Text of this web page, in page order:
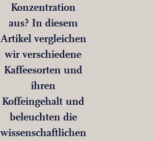
Konzentration
aus? In diesem
Artikel vergleichen
wir verschiedene
Kaffeesorten und
ihren
Koffeingehalt und
beleuchten die
wissenschaftlichen